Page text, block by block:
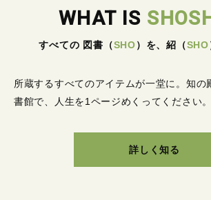
WHAT IS
すべての 図書 （SHO） を、紹 （SHO
所蔵するすべてのアイテムが一堂に。 知の
書館で、人生を1ページめくってください。
詳しく知る